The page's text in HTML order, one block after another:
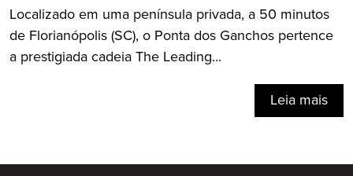
Localizado em uma península privada, a 50 minutos
de Florianópolis (SC), o Ponta dos Ganchos pertence
a prestigiada cadeia The Leading...
Leia mais